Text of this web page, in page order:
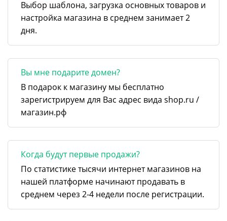
Выбор шаблона, загрузка основных товаров и
настройка магазина в среднем занимает 2
дня.
Вы мне подарите домен?
В подарок к магазину мы бесплатно
зарегистрируем для Вас адрес вида shop.ru /
магазин.рф
Когда будут первые продажи?
По статистике тысячи интернет магазинов на
нашей платформе начинают продавать в
среднем через 2-4 недели после регистрации.